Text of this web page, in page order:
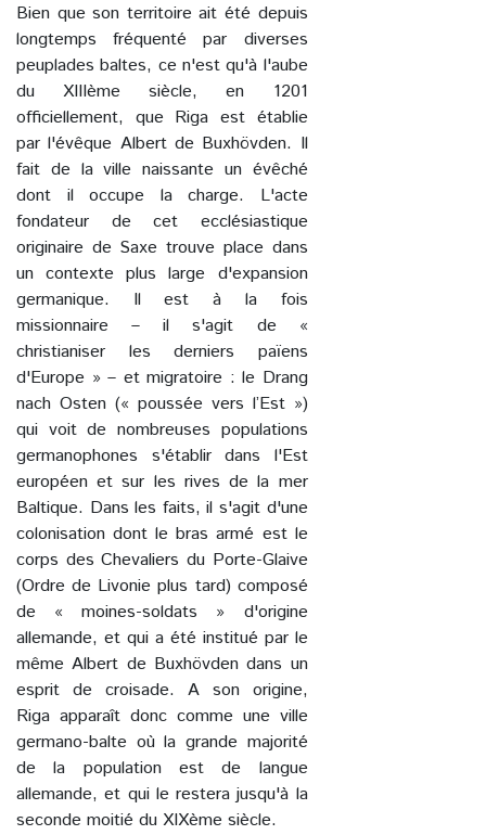
Bien que son territoire ait été depuis
longtemps fréquenté par diverses
peuplades baltes, ce n'est qu'à l'aube
du XIIIème siècle, en 1201
officiellement, que Riga est établie
par l'évêque Albert de Buxhövden. Il
fait de la ville naissante un évêché
dont il occupe la charge. L'acte
fondateur de cet ecclésiastique
originaire de Saxe trouve place dans
un contexte plus large d'expansion
germanique. Il est à la fois
missionnaire – il s'agit de «
christianiser les derniers païens
d'Europe » – et migratoire : le Drang
nach Osten (« poussée vers l’Est »)
qui voit de nombreuses populations
germanophones s'établir dans l'Est
européen et sur les rives de la mer
Baltique. Dans les faits, il s'agit d'une
colonisation dont le bras armé est le
corps des Chevaliers du Porte-Glaive
(Ordre de Livonie plus tard) composé
de « moines-soldats » d'origine
allemande, et qui a été institué par le
même Albert de Buxhövden dans un
esprit de croisade. A son origine,
Riga apparaît donc comme une ville
germano-balte où la grande majorité
de la population est de langue
allemande, et qui le restera jusqu'à la
seconde moitié du XIXème siècle.